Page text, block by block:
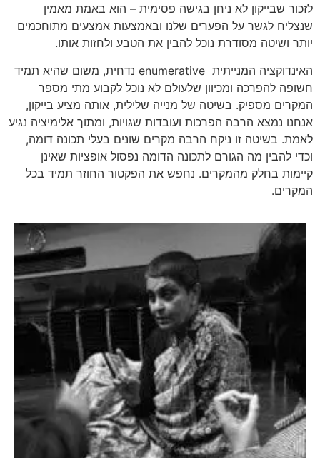
לזכור שבייקון לא ניחן בגישה פסימית – הוא באמת מאמין
שנצליח לגשר על הפערים שלנו ובאמצעות אמצעים מתוחכמים
יותר ושיטה מסודרת נוכל להבין את הטבע ולחזות אותו.
האינדוקציה המנייתית enumerative נדחית, משום שהיא תמיד
חשופה להפרכה ומכיוון שלעולם לא נוכל לקבוע מתי מספר
המקרים מספיק. בשיטה של מנייה שלילית, אותה מציע בייקון,
אנחנו נמצא הרבה הפרכות ועובדות שגויות, ומתוך אלימיציה נגיע
לאמת. בשיטה זו ניקח הרבה מקרים שונים בעלי תכונה דומה,
וכדי להבין מה הגורם לתכונה הדומה נפסול אופציות שאינן
קיימות בחלק מהמקרים. נחפש את הפקטור החוזר תמיד בכל
המקרים.